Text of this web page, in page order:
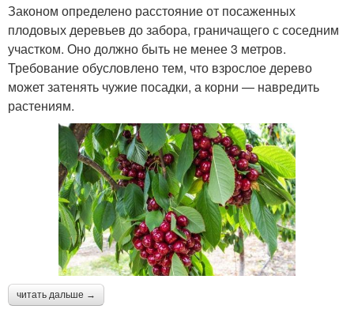
Законом определено расстояние от посаженных
плодовых деревьев до забора, граничащего с соседним
участком. Оно должно быть не менее 3 метров.
Требование обусловлено тем, что взрослое дерево
может затенять чужие посадки, а корни — навредить
растениям.
читать дальше →